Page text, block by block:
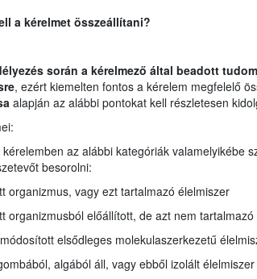
a kérelmet összeállítani?
során a kérelmező által beadott
, ezért kiemelten fontos a kérelem megfelelő
alapján az alábbi pontokat kell részletesen
kérelemben az alábbi kategóriák valamelyikébe
besorolni:
organizmus, vagy ezt tartalmazó élelmiszer
organizmusból előállított, de azt nem tartalmazó
elsődleges molekulaszerkezetű
algából áll, vagy ebből izolált élelmiszer